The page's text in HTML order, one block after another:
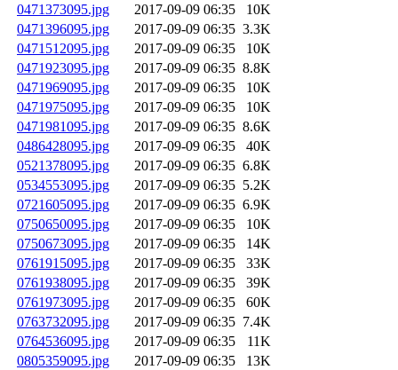
0471373095.jpg
2017-09-09 06:35
10K
0471396095.jpg
2017-09-09 06:35 3.3K
0471512095.jpg
2017-09-09 06:35
10K
0471923095.jpg
2017-09-09 06:35 8.8K
0471969095.jpg
2017-09-09 06:35
10K
0471975095.jpg
2017-09-09 06:35
10K
0471981095.jpg
2017-09-09 06:35 8.6K
0486428095.jpg
2017-09-09 06:35
40K
0521378095.jpg
2017-09-09 06:35 6.8K
0534553095.jpg
2017-09-09 06:35 5.2K
0721605095.jpg
2017-09-09 06:35 6.9K
0750650095.jpg
2017-09-09 06:35
10K
0750673095.jpg
2017-09-09 06:35
14K
0761915095.jpg
2017-09-09 06:35
33K
0761938095.jpg
2017-09-09 06:35
39K
0761973095.jpg
2017-09-09 06:35
60K
0763732095.jpg
2017-09-09 06:35 7.4K
0764536095.jpg
2017-09-09 06:35
11K
0805359095.jpg
2017-09-09 06:35
13K